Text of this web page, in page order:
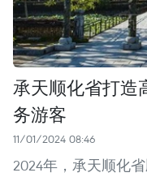
承天顺化省打造
务游客
11/01/2024 08:46
2024年，承天顺化